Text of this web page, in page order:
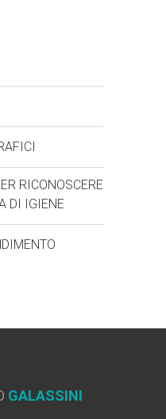
RICONOSCERE
DI IGIENE
GALASSINI